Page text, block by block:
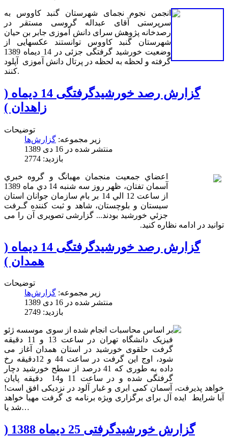
انجمن نجوم نجمای شهرستان گنبد کاووس به
سرپرستی آقای عبداله گروسی مستقر در
رصدخانه پژوهش سرای دانش آموزی جابر بن حیان
شهرستان گنبد کاووس توانستند عکسهایی از
وضعیت خورشید گرفتگی جزئی در 14 دیماه 1389
گرفته و لحظه به لحظه در پرتال دانش آموزی آپلود
کنند.
گزارش رصد خورشیدگرفتگی 14 دیماه (
زاهدان )
توضیحات
زیر مجموعه: گزارش‌ها
منتشر شده در 16 دی 1389
بازدید: 2774
اعضاي جمعيت منجمان مهبانگ و گروه خبري
آسمان تفتان، ظهر روز سه شنبه 14 دي ماه 1389
از ساعت 12 الي 14 بر بام سازمان جوانان استان
سيستان و بلوچستان، شاهد و ثبت كننده گـرفت
جزئي خورشيد بودند... گزارشی تصویری آن را می
توانید در ادامه نظاره کنید.
گزارش رصد خورشیدگرفتگی 14 دیماه (
همدان )
توضیحات
زیر مجموعه: گزارش‌ها
منتشر شده در 16 دی 1389
بازدید: 2749
بر اساس محاسبات انجام شده از سوی موسسه ژئو
فیزیک دانشگاه تهران در ساعت 13 و 11 دقیقه
گرفت حلقوی خورشید در استان همدان آغاز می
شود، اوج این گرفت در ساعت 44 و 12دقیقه رخ
داده به طوری که 41 درصد از سطح خورشید دچار
گرفتگی شده و در ساعت 11 و14 دقیقه پایان
خواهد پذیرفت، آسمان کمی ابری و غبار آلود در نزدیکی افق است!
آیا شرایط ایده آل برای برگزاری ویژه برنامه ی گرفت مهیا خواهد
شد یا…
گزارش خورشیدگرفتی 25 دیماه 1388 (